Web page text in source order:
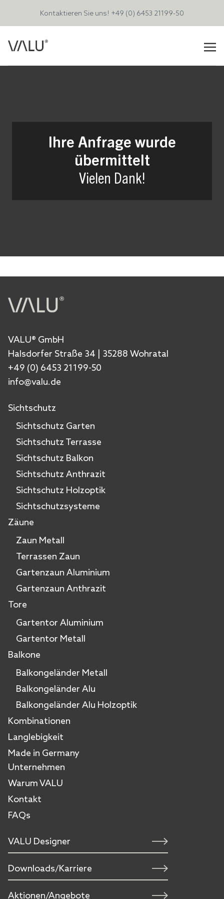
Kontaktieren Sie uns! +49 (0) 6453 21199-50
Ihre Anfrage wurde
übermittelt
Vielen Dank!
VALU® GmbH
Halsdorfer Straße 34 | 35288 Wohratal
+49 (0) 6453 21199-50
info@valu.de
Sichtschutz
Sichtschutz Garten
Sichtschutz Terrasse
Sichtschutz Balkon
Sichtschutz Anthrazit
Sichtschutz Holzoptik
Sichtschutzsysteme
Zäune
Zaun Metall
Terrassen Zaun
Gartenzaun Aluminium
Gartenzaun Anthrazit
Tore
Gartentor Aluminium
Gartentor Metall
Balkone
Balkongeländer Metall
Balkongeländer Alu
Balkongeländer Alu Holzoptik
Kombinationen
Langlebigkeit
Made in Germany
Unternehmen
Warum VALU
Kontakt
FAQs
VALU Designer
Downloads/Karriere
Aktionen/Angebote